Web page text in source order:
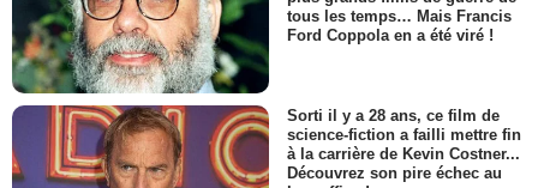
tous les temps… Mais Francis
Ford Coppola en a été viré !
Sorti il y a 28 ans, ce film de
science-fiction a failli mettre fin
à la carrière de Kevin Costner...
Découvrez son pire échec au